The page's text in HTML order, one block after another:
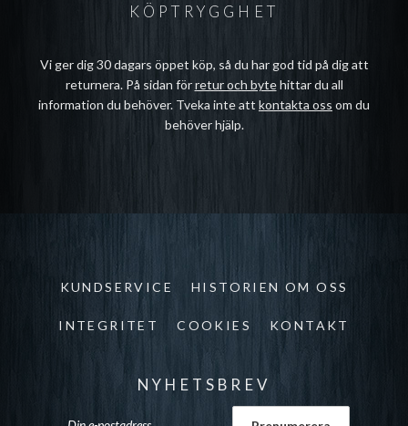
KÖPTRYGGHET
Vi ger dig 30 dagars öppet köp, så du har god tid på dig att
returnera. På sidan förretur och bytehittar du all
information du behöver. Tveka inte att kontakta oss om du
behöver hjälp.
KUNDSERVICE HISTORIEN OM OSS
INTEGRITET COOKIES KONTAKT
NYHETSBREV